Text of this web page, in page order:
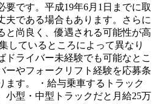
要です。平成19年6月1日までに取
夫である場合もあります。さらに
と尚良く、優遇される可能性が高
しているところによって異なり
ドライバー未経験でも可能なとこ
ーやフォークリフト経験を応募条
ます。 ・給与乗車するトラック
小型・中型トラックだと月給25万